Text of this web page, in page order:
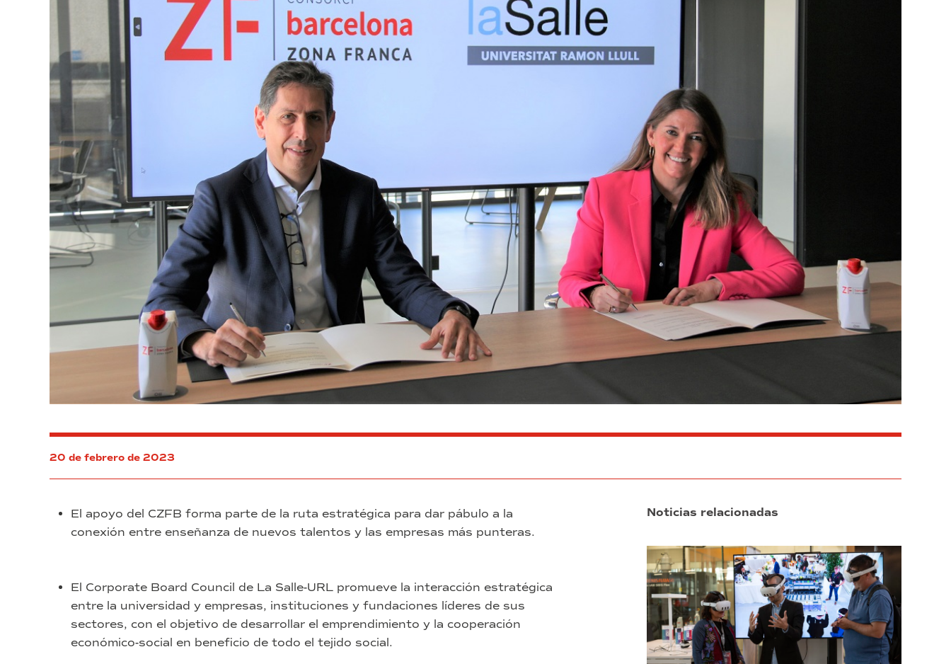
20 de febrero de 2023
El apoyo del CZFB forma parte de la ruta estratégica para dar pábulo a la
conexión entre enseñanza de nuevos talentos y las empresas más punteras.
El Corporate Board Council de La Salle-URL promueve la interacción estratégica
entre la universidad y empresas, instituciones y fundaciones líderes de sus
sectores, con el objetivo de desarrollar el emprendimiento y la cooperación
económico-social en beneficio de todo el tejido social.
Noticias relacionadas